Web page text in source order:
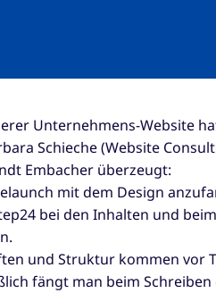
Unternehmens-Website
Schieche (Website
Embacher überzeugt:
mit dem Design
bei den Inhalten und beim
und Struktur kommen vor
fängt man beim Schreiben